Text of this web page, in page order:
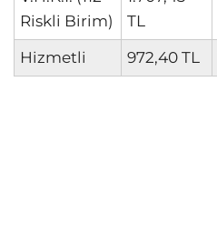
Riskli Birim)
TL
Hizmetli
972,40 TL